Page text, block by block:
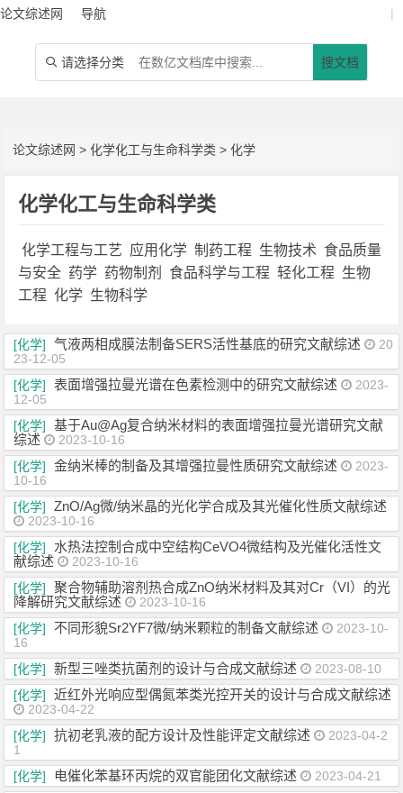
论文综述网 导航 |
 请选择分类 搜文档
论文综述网 >化学化工与生命科学类 >化学
化学化工与生命科学类
化学工程与工艺 应用化学 制药工程 生物技术 食品质量
与安全 药学 药物制剂 食品科学与工程 轻化工程 生物
工程 化学 生物科学
[化学] 气液两相成膜法制备SERS活性基底的研究文献综述
20
23-12-05
[化学]
表面增强拉曼光谱在色素检测中的研究文献综述
2023-
12-05
[化学]
基于Au@Ag复合纳米材料的表面增强拉曼光谱研究文献
综述
2023-10-16
[化学]
金纳米棒的制备及其增强拉曼性质研究文献综述
2023-
10-16
[化学]
ZnO/Ag微/纳米晶的光化学合成及其光催化性质文献综述
2023-10-16
[化学]
水热法控制合成中空结构CeVO4微结构及光催化活性文
献综述
2023-10-16
[化学]
聚合物辅助溶剂热合成ZnO纳米材料及其对Cr（VI）的光
降解研究文献综述
2023-10-16
[化学]
不同形貌Sr2YF7微/纳米颗粒的制备文献综述
2023-10-
16
[化学]
新型三唑类抗菌剂的设计与合成文献综述
2023-08-10
[化学]
近红外光响应型偶氮苯类光控开关的设计与合成文献综述
2023-04-22
[化学]
抗初老乳液的配方设计及性能评定文献综述
2023-04-2
1
[化学]
电催化苯基环丙烷的双官能团化文献综述
2023-04-21